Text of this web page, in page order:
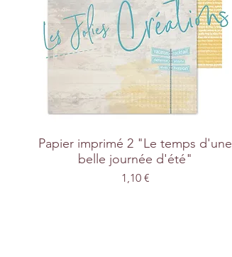
Papier imprimé 2 "Le temps d'une
belle journée d'été"
Prix
1,10 €